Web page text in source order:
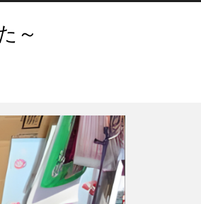
～